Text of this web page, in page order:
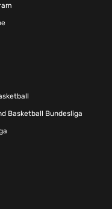
Basketball Bundesliga